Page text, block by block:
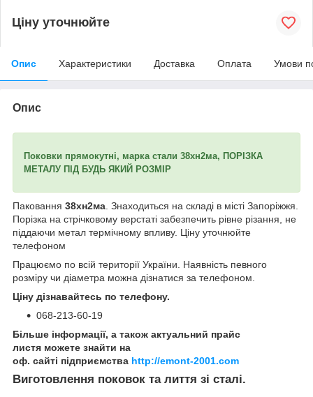
Ціну уточнюйте
Опис Характеристики Доставка Оплата Умови
Опис
Поковки прямокутні, марка стали 38хн2ма, ПОРІЗКА
МЕТАЛУ ПІД БУДЬ ЯКИЙ РОЗМІР
Паковання 38хн2ма . Знаходиться на складі в місті Запоріжжя.
Порізка на стрічковому верстаті забезпечить рівне різання, не
піддаючи метал термічному впливу. Ціну уточнюйте
телефоном
Працюємо по всій території України. Наявність певного
розміру чи діаметра можна дізнатися за телефоном.
Ціну дізнавайтесь по телефону.
068-213-60-19
Більше інформації, а також актуальний прайс
листя можете знайти на
оф. сайті підприємства http://emont-2001.com
Виготовлення поковок та лиття зі сталі.